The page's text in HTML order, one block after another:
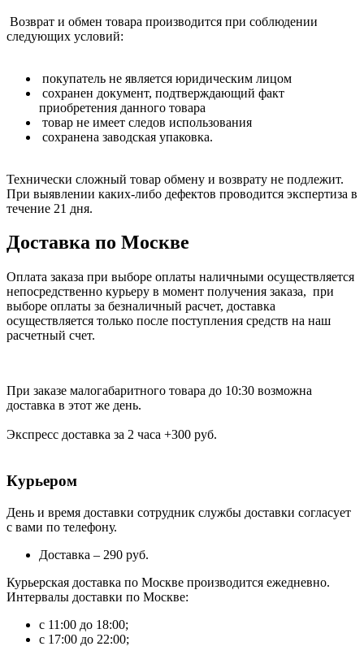
Возврат и обмен товара производится при соблюдении
следующих условий:
покупатель не является юридическим лицом
сохранен документ, подтверждающий факт
приобретения данного товара
товар не имеет следов использования
сохранена заводская упаковка.
Технически сложный товар обмену и возврату не подлежит.
При выявлении каких-либо дефектов проводится экспертиза в
течение 21 дня.
Доставка по Москве
Оплата заказа при выборе оплаты наличными осуществляется
непосредственно курьеру в момент получения заказа, при
выборе оплаты за безналичный расчет, доставка
осуществляется только после поступления средств на наш
расчетный счет.
При заказе малогабаритного товара до 10:30 возможна
доставка в этот же день.
Экспресс доставка за 2 часа +300 руб.
Курьером
День и время доставки сотрудник службы доставки согласует
с вами по телефону.
Доставка – 290 руб.
Курьерская доставка по Москве производится ежедневно.
Интервалы доставки по Москве:
с 11:00 до 18:00;
с 17:00 до 22:00;